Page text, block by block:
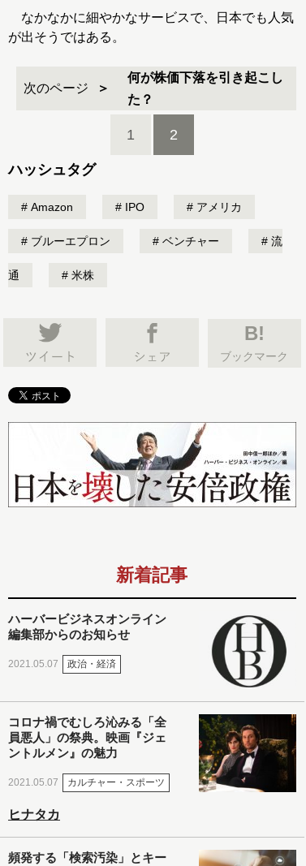
なかなかに細やかなサービスで、日本でも人気
が出そうではある。
次のページ
何が株価下落を引き起こし
た？
1 2
ハッシュタグ
Amazon IPO アメリカ
ブルーエプロン ベンチャー 流
通 米株
B!
ブックマーク
新着記事
ハーバービジネスオンライン
編集部からのお知らせ
2021.05.07 政治・経済
コロナ禍でむしろ沁みる「全
員悪人」の祭典。映画『ジェ
ントルメン』の魅力
2021.05.07 カルチャー・スポーツ
ヒナタカ
頻発する「検索汚染」とキー